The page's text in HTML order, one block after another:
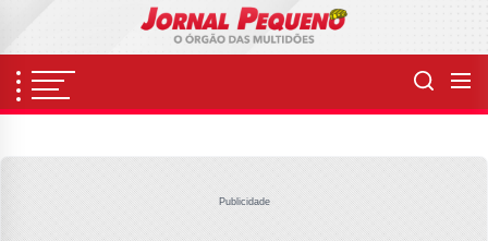
content
Publicidade